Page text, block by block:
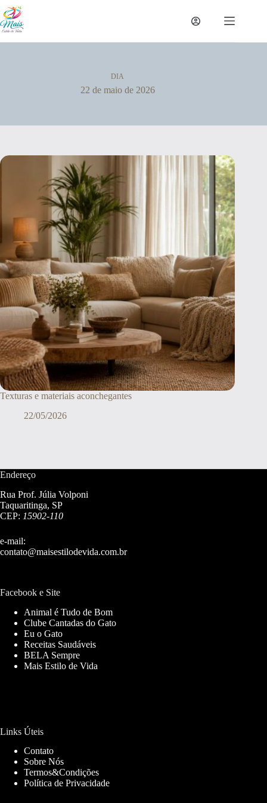
DIA
22 de maio de 2026
Texturas e materiais aconchegantes
22/05/2026
Endereço
Rua Prof. Júlia Volponi
Taquaritinga, SP
CEP: 15902-110
e-mail:
contato@maisestilodevida.com.br
Facebook e Site
Animal é Tudo de Bom
Clube Cantadas do Gato
Eu o Gato
Receitas Saudáveis
BELA Sempre
Mais Estilo de Vida
Links Úteis
Contato
Sobre Nós
Termos&Condições
Política de Privacidade